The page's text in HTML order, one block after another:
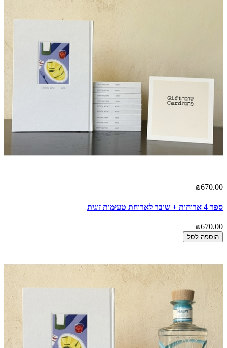
₪670.00
ספר 4 ארוחות + שובר לארוחת טעימות זוגית
₪670.00
הוספה לסל